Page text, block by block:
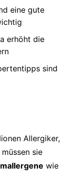
eine gute
erhöht die
sind
Allergiker,
müssen sie
wie